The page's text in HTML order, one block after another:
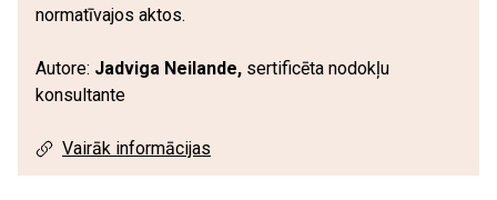
normatīvajos aktos.
Autore: Jadviga Neilande, sertificēta nodokļu
konsultante
Vairāk informācijas